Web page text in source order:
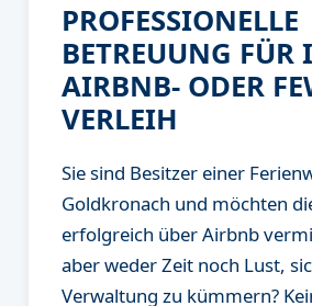
PROFESSIONELLE
BETREUUNG FÜR
AIRBNB- ODER
VERLEIH
Sie sind Besitzer einer
Goldkronach und möchten
erfolgreich über Airbnb
aber weder Zeit noch Lust,
Verwaltung zu kümmern?